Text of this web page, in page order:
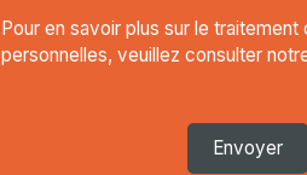
Pour en savoir plus sur le
personnelles, veuillez consulter
Envoyer